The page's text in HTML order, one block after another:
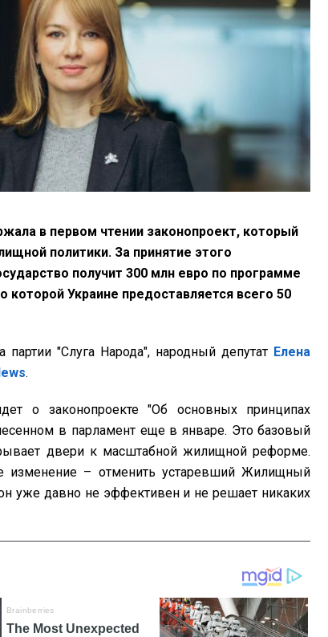
в первом чтении законопроект, который
политики. За принятие этого
получит 300 млн евро по программе
которой Украине предоставляется всего 50
"Слуга Народа", народный депутат Елена
.
о законопроекте "Об основных принципах
в парламент еще в январе. Это базовый
двери к масштабной жилищной реформе.
изменение – отменить устаревший Жилищный
уже давно не эффективен и не решает никаких